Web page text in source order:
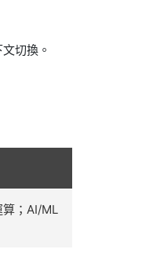
切換。
；AI/ML